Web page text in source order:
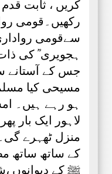
کریں ، ثابت
رکھیں۔قومی
سےقومی
ہجویری ؒ کی
جس کے آستانے
مسیحی کیا
ہو رہے ہیں۔
لاہور ایک بار
منزل ٹھہرے
کے ساتھ ساتھ
ﷺ کے دیوانوں